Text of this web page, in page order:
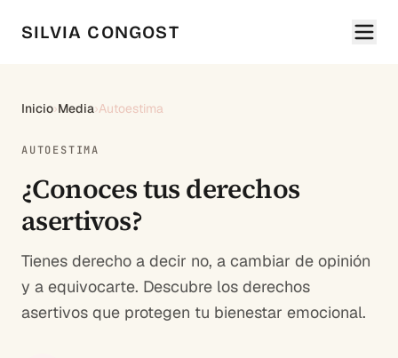
SILVIA CONGOST
Inicio›Media›Autoestima
AUTOESTIMA
¿Conoces tus derechos
asertivos?
Tienes derecho a decir no, a cambiar de opinión
y a equivocarte. Descubre los derechos
asertivos que protegen tu bienestar emocional.